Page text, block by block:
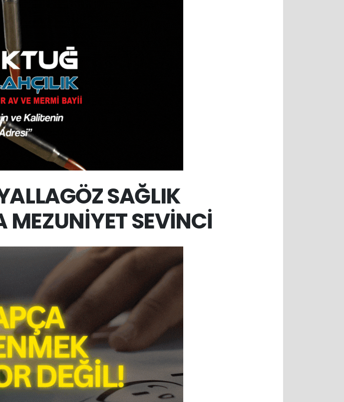
SAĞLIK
MEZUNİYET SEVİNCİ